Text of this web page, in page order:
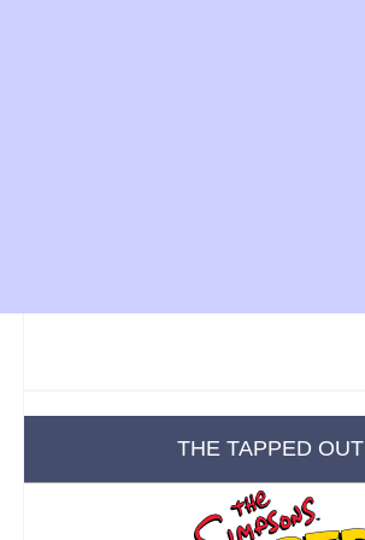
THE TAPPED OUT